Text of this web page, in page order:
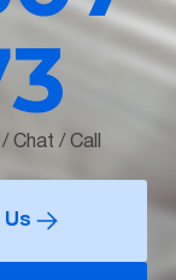
Chat / Call
Us